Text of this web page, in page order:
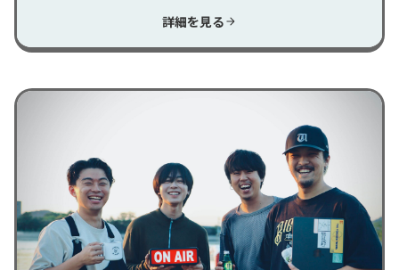
詳細を見る